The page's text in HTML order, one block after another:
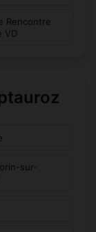
Rencontre
VD
sur-